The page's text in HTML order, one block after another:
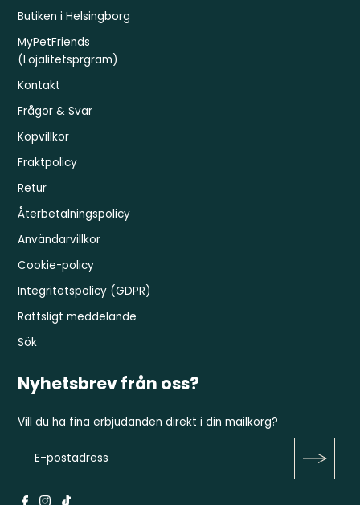
Butiken i Helsingborg
MyPetFriends
(Lojalitetsprgram)
Kontakt
Frågor & Svar
Köpvillkor
Fraktpolicy
Retur
Återbetalningspolicy
Användarvillkor
Cookie-policy
Integritetspolicy (GDPR)
Rättsligt meddelande
Sök
Nyhetsbrev från oss?
Vill du ha fina erbjudanden direkt i din mailkorg?